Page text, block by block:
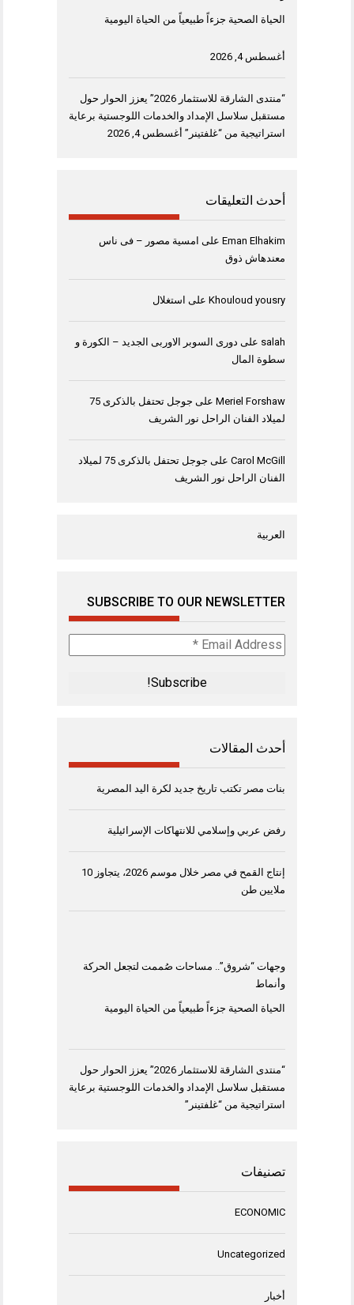
الحياة الصحية جزءاً طبيعياً من الحياة اليومية
أغسطس 4, 2026
“منتدى الشارقة للاستثمار 2026” يعزز الحوار حول
مستقبل سلاسل الإمداد والخدمات اللوجستية برعاية
استراتيجية من “غلفتينر” أغسطس 4, 2026
أحدث التعليقات
Eman Elhakim على امسية مصور – فى ناس
معندهاش ذوق
Khouloud yousry على استغلال
salah على دورى السوبر الاوربى الجديد – الكورة و
سطوة المال
Meriel Forshaw على
جوجل تحتفل بالذكرى 75
لميلاد الفنان الراحل نور الشريف
Carol McGill على
جوجل تحتفل بالذكرى 75 لميلاد
الفنان الراحل نور الشريف
العربية
SUBSCRIBE TO OUR NEWSLETTER
Email
Address
أحدث المقالات
بنات مصر تكتب تاريخ جديد لكرة اليد المصرية
رفض عربي وإسلامي للانتهاكات الإسرائيلية
إنتاج القمح في مصر خلال موسم 2026، يتجاوز 10
ملايين طن
وجهات “شروق”.. مساحات صُممت لتجعل الحركة
وأنماط
الحياة الصحية جزءاً طبيعياً من الحياة اليومية
“منتدى الشارقة للاستثمار 2026” يعزز الحوار حول
مستقبل سلاسل الإمداد والخدمات اللوجستية برعاية
استراتيجية من “غلفتينر”
تصنيفات
ECONOMIC
Uncategorized
أخبار